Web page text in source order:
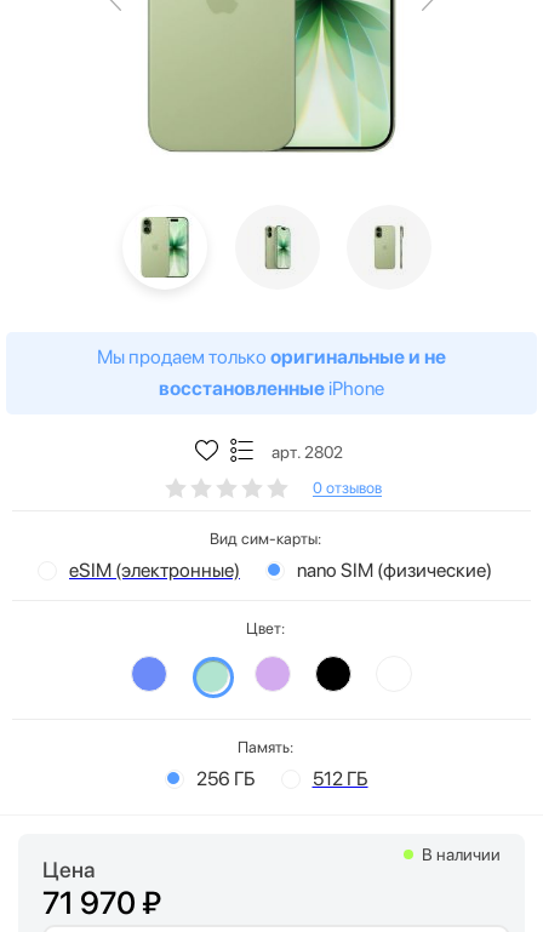
Мы продаем только оригинальные и не
восстановленные iPhone
арт. 2802
0 отзывов
Вид сим-карты:
eSIM (электронные) nano SIM (физические)
Цвет:
Память:
256 ГБ 512 ГБ
Цена
71 970 ₽
В наличии